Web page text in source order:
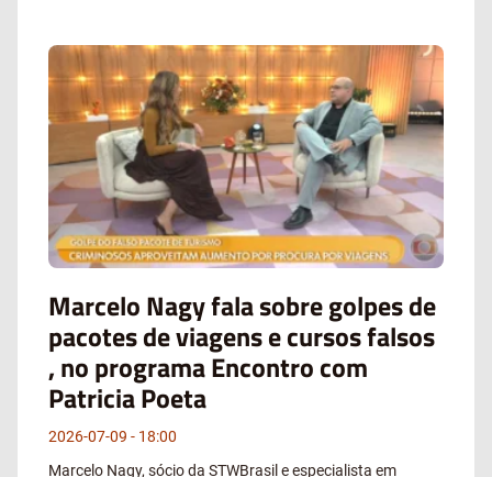
Marcelo Nagy fala sobre golpes de
pacotes de viagens e cursos falsos
, no programa Encontro com
Patricia Poeta
2026-07-09
18:00
Marcelo Nagy, sócio da STWBrasil e especialista em